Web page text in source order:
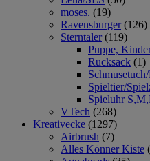
moses. (19)
Ravensburger (126)
Sterntaler (119)
Puppe,
Rucksack (1)
Spieltier/
Spieluhr
VTech (268)
Kreativecke (1297)
Airbrush (7)
Alles Könner Kiste